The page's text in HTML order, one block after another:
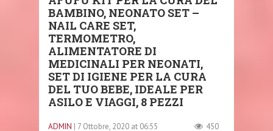
BAMBINO, NEONATO SET –
NAIL CARE SET,
TERMOMETRO,
ALIMENTATORE DI
MEDICINALI PER NEONATI,
SET DI IGIENE PER LA CURA
DEL TUO BEBE, IDEALE PER
ASILO E VIAGGI, 8 PEZZI
ADMIN | 7 Ottobre, 2020 at 06:55 450